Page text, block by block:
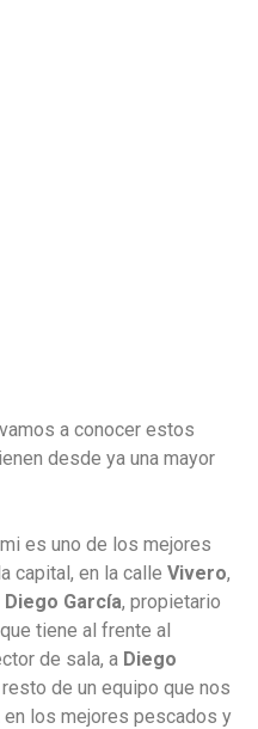
a conocer estos
desde ya una mayor
es uno de los mejores
capital, en la calle Vivero,
Diego García, propietario
tiene al frente al
de sala, a Diego
de un equipo que nos
los mejores pescados y